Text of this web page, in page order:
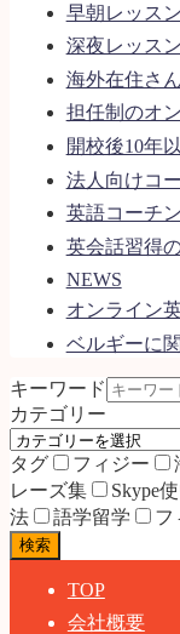
早朝レッス
深夜レッス
海外在住さ
担任制のオ
開校後10年
法人向けコ
英語コーチ
英会話習得
NEWS
オンライン
ベルギーに
キーワード
カテゴリー
タグ フィジー
レーズ集
Skype
法
語学留学 フ
検索
TOP
会社概要